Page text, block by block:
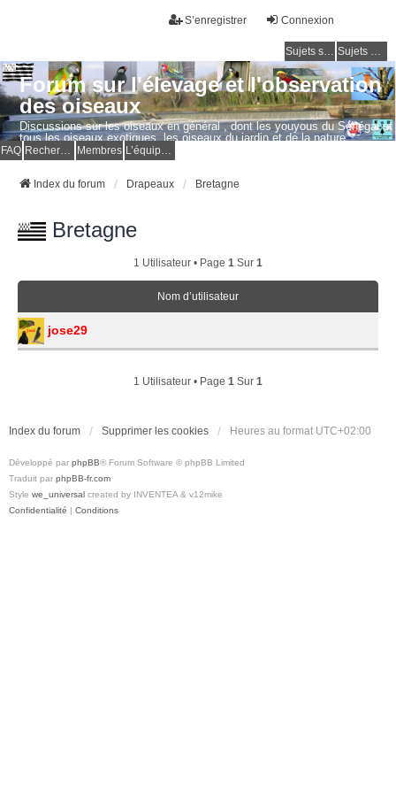
Connexion
S’enregistrer
Sujets sans réponse Sujets actifs
Forum sur l'élevage et l'observation
des oiseaux
Discussions sur les oiseaux en général , dont les youyous du Sénégal et
tous les oiseaux exotiques, les oiseaux du jardin et de la nature.
Questions, photos, expériences.
FAQ Membres
Index du forum Drapeaux Bretagne
Bretagne
1 Utilisateur • Page 1 Sur 1
Nom d’utilisateur
jose29
1 Utilisateur • Page 1 Sur 1
Index du forum Supprimer les cookies Heures au format UTC+02:00
Développé par phpBB® Forum Software © phpBB Limited
Traduit par phpBB-fr.com
Style we_universal created by INVENTEA & v12mike
Confidentialité | Conditions